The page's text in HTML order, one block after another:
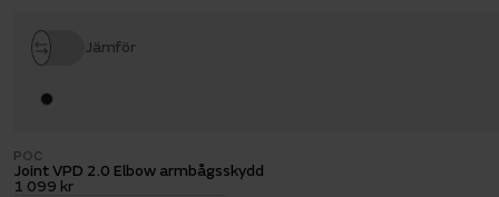
Jämför
POC
Joint VPD 2.0 Elbow armbågsskydd
1 099 kr